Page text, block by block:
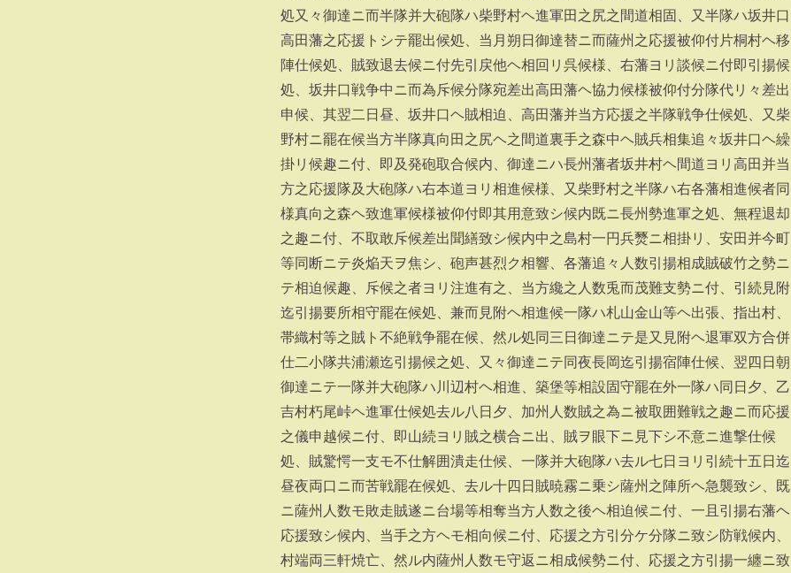
処又々御達ニ而半隊并大砲隊ハ柴野村ヘ進軍田之尻之間道相固、又半隊ハ坂井口
高田藩之応援トシテ罷出候処、当月朔日御達替ニ而薩州之応援被仰付片桐村ヘ移
陣仕候処、賊致退去候ニ付先引戻他ヘ相回リ呉候様、右藩ヨリ談候ニ付即引揚候
処、坂井口戦争中ニ而為斥候分隊宛差出高田藩ヘ協力候様被仰付分隊代リ々差出
申候、其翌二日昼、坂井口ヘ賊相迫、高田藩并当方応援之半隊戦争仕候処、又柴
野村ニ罷在候当方半隊真向田之尻ヘ之間道裏手之森中ヘ賊兵相集追々坂井口ヘ繰
掛リ候趣ニ付、即及発砲取合候内、御達ニハ長州藩者坂井村ヘ間道ヨリ高田并当
方之応援隊及大砲隊ハ右本道ヨリ相進候様、又柴野村之半隊ハ右各藩相進候者同
様真向之森ヘ致進軍候様被仰付即其用意致シ候内既ニ長州勢進軍之処、無程退却
之趣ニ付、不取敢斥候差出聞繕致シ候内中之島村一円兵燹ニ相掛リ、安田并今町
等同断ニテ炎焔天ヲ焦シ、砲声甚烈ク相響、各藩追々人数引揚相成賊破竹之勢ニ
テ相迫候趣、斥候之者ヨリ注進有之、当方纔之人数兎而茂難支勢ニ付、引続見附
迄引揚要所相守罷在候処、兼而見附ヘ相進候一隊ハ札山金山等ヘ出張、指出村、
帯織村等之賊ト不絶戦争罷在候、然ル処同三日御達ニテ是又見附ヘ退軍双方合併
仕二小隊共浦瀬迄引揚候之処、又々御達ニテ同夜長岡迄引揚宿陣仕候、翌四日朝
御達ニテ一隊并大砲隊ハ川辺村ヘ相進、築堡等相設固守罷在外一隊ハ同日夕、乙
吉村朽尾峠ヘ進軍仕候処去ル八日夕、加州人数賊之為ニ被取囲難戦之趣ニ而応援
之儀申越候ニ付、即山続ヨリ賊之横合ニ出、賊ヲ眼下ニ見下シ不意ニ進撃仕候
処、賊驚愕一支モ不仕解囲潰走仕候、一隊并大砲隊ハ去ル七日ヨリ引続十五日迄
昼夜両口ニ而苦戦罷在候処、去ル十四日賊暁霧ニ乗シ薩州之陣所ヘ急襲致シ、既
ニ薩州人数モ敗走賊遂ニ台場等相奪当方人数之後ヘ相迫候ニ付、一且引揚右藩ヘ
応援致シ候内、当手之方ヘモ相向候ニ付、応援之方引分ケ分隊ニ致シ防戦候内、
村端両三軒焼亡、然ル内薩州人数モ守返ニ相成候勢ニ付、応援之方引揚一纏ニ致